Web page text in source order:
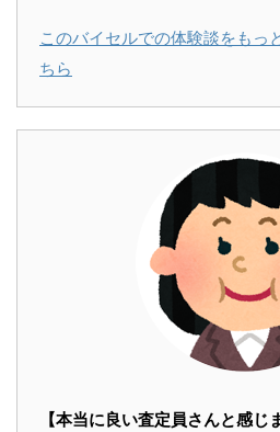
このバイセルでの体験談をもっ
ちら
【本当に良い査定員さんと感じ